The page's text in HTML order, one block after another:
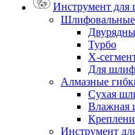
Инструмент для
Шлифовальные
Турбо
Х-
Для
Алмазные
Cухая
Влажная
Инструмент